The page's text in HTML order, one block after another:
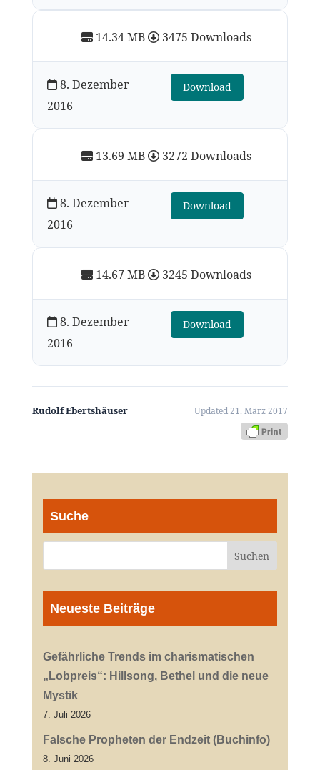
14.67 MB 3245 Downloads
8. Dezember
2016
Download
13.69 MB 3272 Downloads
8. Dezember
2016
Download
14.34 MB 3475 Downloads
8. Dezember
2016
Download
Rudolf Ebertshäuser Updated 21. März 2017
Suche
Neueste Beiträge
Gefährliche Trends im charismatischen
„Lobpreis“: Hillsong, Bethel und die neue
Mystik
7. Juli 2026
Falsche Propheten der Endzeit (Buchinfo)
8. Juni 2026